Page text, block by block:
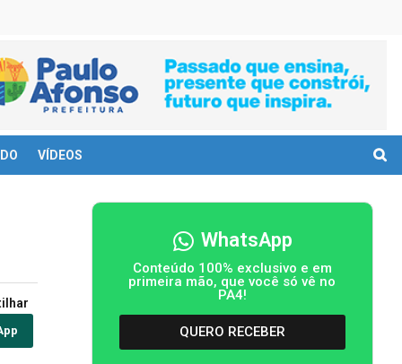
VÍDEOS
WhatsApp
Conteúdo 100% exclusivo e em
primeira mão, que você só vê no
PA4!
QUERO RECEBER